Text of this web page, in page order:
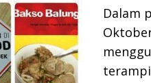
Dalam